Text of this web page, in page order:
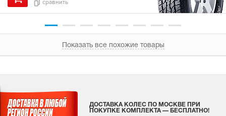
сравнить
Показать все похожие товары
ДОСТАВКА КОЛЕС ПО МОСКВЕ ПРИ
ПОКУПКЕ КОМПЛЕКТА — БЕСПЛАТНО!